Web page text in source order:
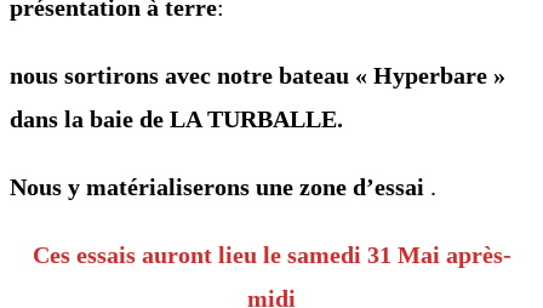
présentation à terre:
nous sortirons avec notre bateau « Hyperbare »
dans la baie de LA TURBALLE.
Nous y matérialiserons une zone d’essai .
Ces essais auront lieu le samedi 31 Mai après-
midi